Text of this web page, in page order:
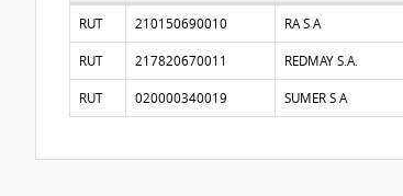
Proveedores participantes
RUT 210150690010 RA S A
RUT 217820670011 REDMAY S.A.
RUT 020000340019 SUMER S A